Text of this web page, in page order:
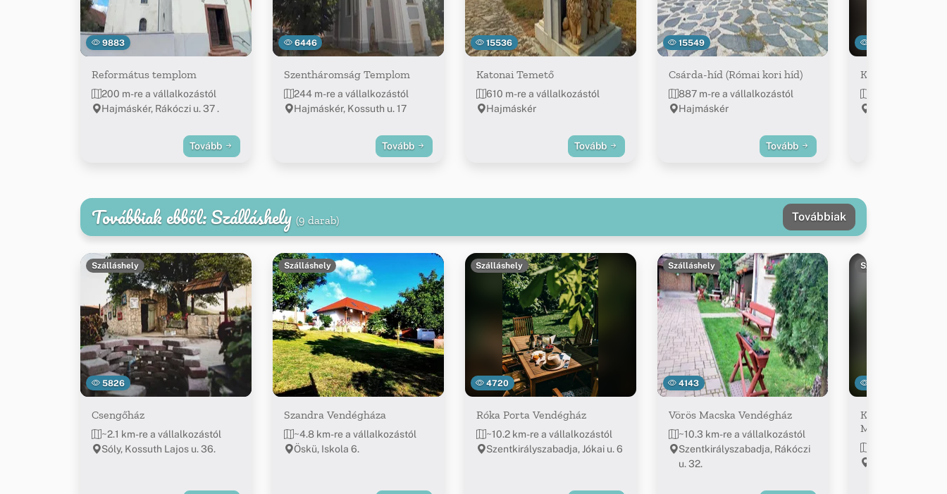
9883
Református templom
200 m-re a vállalkozástól
Hajmáskér, Rákóczi u. 37 .
Tovább
6446
Szentháromság Templom
244 m-re a vállalkozástól
Hajmáskér, Kossuth u. 17
Tovább
15536
Katonai Temető
610 m-re a vállalkozástól
Hajmáskér
Tovább
15549
Csárda-híd (Római kori híd)
887 m-re a vállalkozástól
Hajmáskér
Tovább
Kálvária
Továbbiak ebből: Szálláshely (9 darab) Továbbiak
5826
Szálláshely
Csengőház
~2.1 km-re a vállalkozástól
Sóly, Kossuth Lajos u. 36.
Szálláshely
Szandra Vendégháza
~4.8 km-re a vállalkozástól
Öskü, Iskola 6.
4720
Szálláshely
Róka Porta Vendégház
~10.2 km-re a vállalkozástól
Szentkirályszabadja, Jókai u. 6
4143
Szálláshely
Vörös Macska Vendégház
~10.3 km-re a vállalkozástól
Szentkirályszabadja, Rákóczi
u. 32.
Szálláshely
Királyszállás,
Magyarország